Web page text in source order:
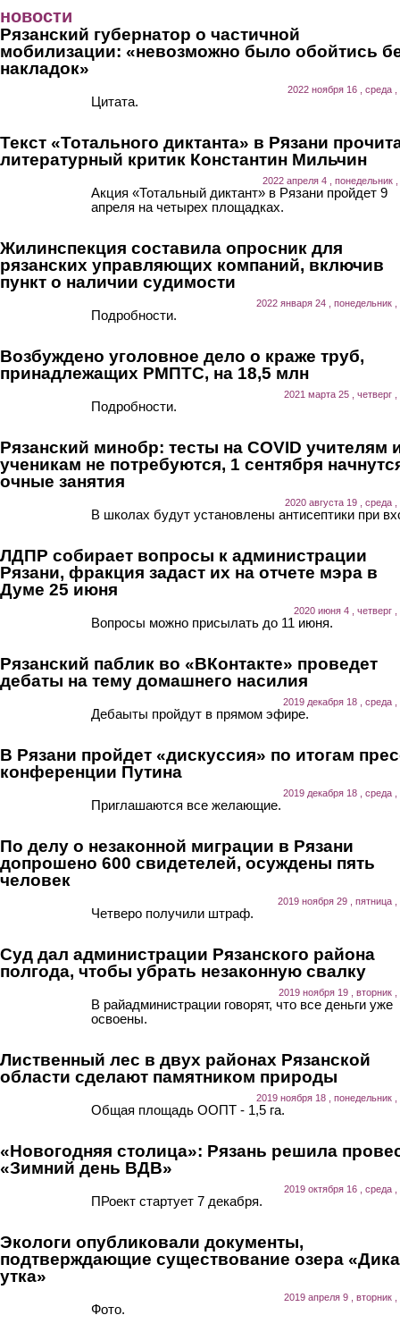
новости
Рязанский губернатор о частичной
мобилизации: «невозможно было обойтись
накладок»
2022 ноября 16 , среда ,
Цитата.
Текст «Тотального диктанта» в Рязани
литературный критик Константин Мильчин
2022 апреля 4 , понедельник ,
Акция «Тотальный диктант» в Рязани пройдет 9
апреля на четырех площадках.
Жилинспекция составила опросник для
рязанских управляющих компаний, включив
пункт о наличии судимости
2022 января 24 , понедельник ,
Подробности.
Возбуждено уголовное дело о краже труб,
принадлежащих РМПТС, на 18,5 млн
2021 марта 25 , четверг ,
Подробности.
Рязанский минобр: тесты на COVID учителям
ученикам не потребуются, 1 сентября
очные занятия
2020 августа 19 , среда ,
В школах будут установлены антисептики при
ЛДПР собирает вопросы к администрации
Рязани, фракция задаст их на отчете мэра в
Думе 25 июня
2020 июня 4 , четверг ,
Вопросы можно присылать до 11 июня.
Рязанский паблик во «ВКонтакте» проведет
дебаты на тему домашнего насилия
2019 декабря 18 , среда ,
Дебаыты пройдут в прямом эфире.
В Рязани пройдет «дискуссия» по итогам
конференции Путина
2019 декабря 18 , среда ,
Приглашаются все желающие.
По делу о незаконной миграции в Рязани
допрошено 600 свидетелей, осуждены пять
человек
2019 ноября 29 , пятница ,
Четверо получили штраф.
Суд дал администрации Рязанского района
полгода, чтобы убрать незаконную свалку
2019 ноября 19 , вторник ,
В райадминистрации говорят, что все деньги уже
освоены.
Лиственный лес в двух районах Рязанской
области сделают памятником природы
2019 ноября 18 , понедельник ,
Общая площадь ООПТ - 1,5 га.
«Новогодняя столица»: Рязань решила
«Зимний день ВДВ»
2019 октября 16 , среда ,
ПРоект стартует 7 декабря.
Экологи опубликовали документы,
подтверждающие существование озера
утка»
2019 апреля 9 , вторник ,
Фото.